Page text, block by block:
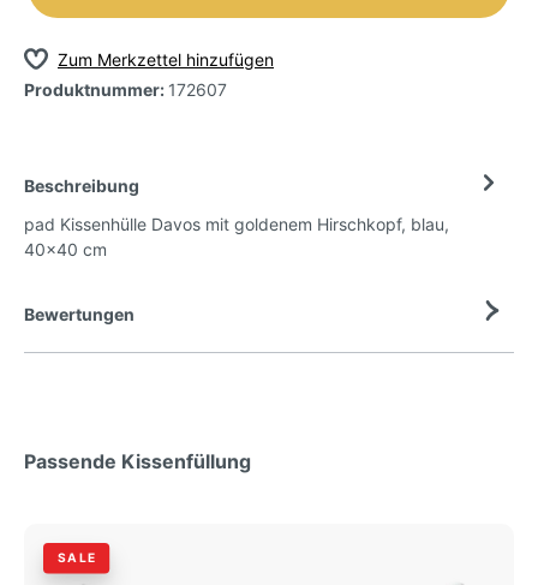
Zum Merkzettel hinzufügen
Produktnummer: 172607
Beschreibung
pad Kissenhülle Davos mit goldenem Hirschkopf, blau,
40x40 cm
Bewertungen
Passende Kissenfüllung
SALE